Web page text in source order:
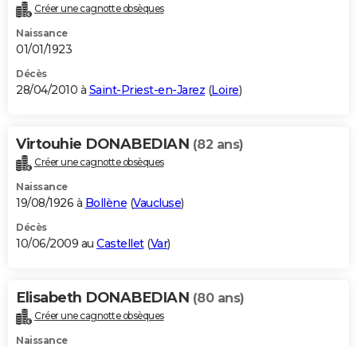
Créer une cagnotte obsèques
Naissance
01/01/1923
Décès
28/04/2010 à Saint-Priest-en-Jarez (Loire)
Virtouhie DONABEDIAN (82 ans)
Créer une cagnotte obsèques
Naissance
19/08/1926 à Bollène (Vaucluse)
Décès
10/06/2009 au Castellet(Var)
Elisabeth DONABEDIAN (80 ans)
Créer une cagnotte obsèques
Naissance